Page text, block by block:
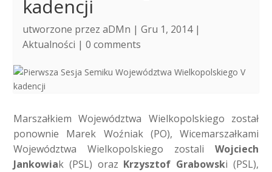
kadencji
utworzone przezaDMn | Gru 1, 2014 |
Aktualności |0 comments
Marszałkiem Województwa Wielkopolskiego został
ponownie Marek Woźniak (PO), Wicemarszałkami
Województwa Wielkopolskiego zostali Wojciech
Jankowiak (PSL) oraz Krzysztof Grabowski (PSL),